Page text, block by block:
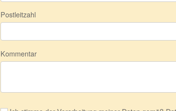
Postleitzahl
Kommentar